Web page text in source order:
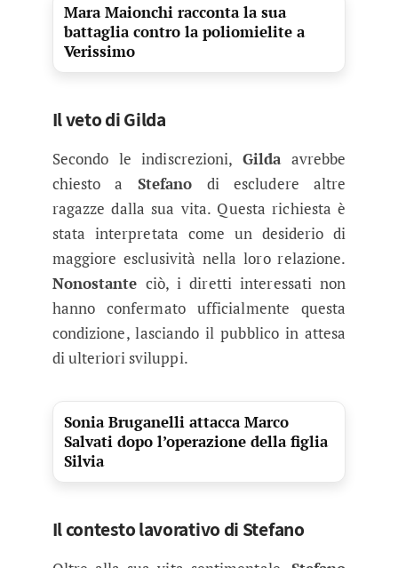
Mara Maionchi racconta la sua
battaglia contro la poliomielite a
Verissimo
Il veto di Gilda
Secondo le indiscrezioni, Gildaavrebbe
chiesto a Stefano di escludere altre
ragazze dalla sua vita. Questa richiesta è
stata interpretata come un desiderio di
maggiore esclusività nella loro relazione.
Nonostante ciò, i diretti interessati non
hanno confermato ufficialmente questa
condizione, lasciando il pubblico in attesa
di ulteriori sviluppi.
Sonia Bruganelli attacca Marco
Salvati dopo l’operazione della figlia
Silvia
Il contesto lavorativo di Stefano